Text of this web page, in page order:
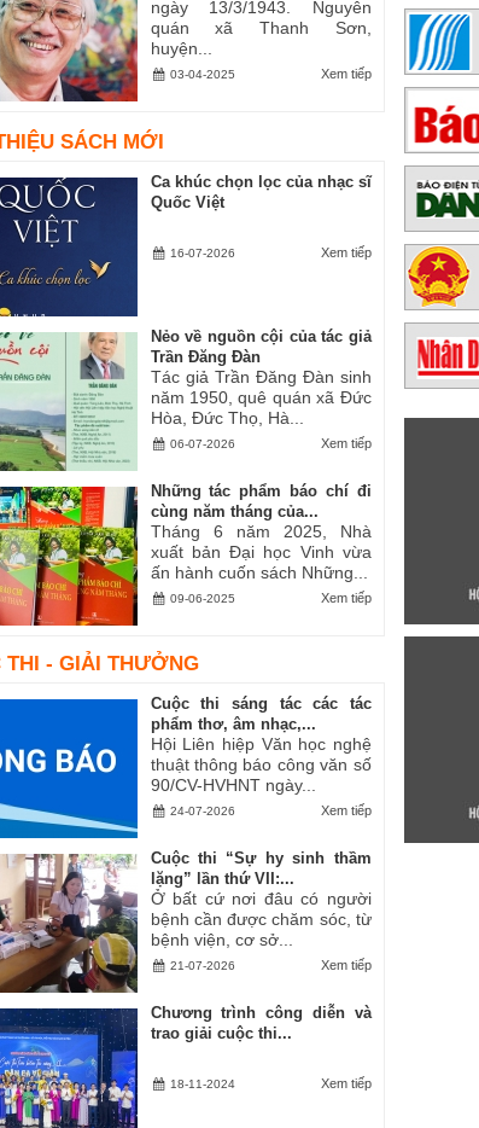
ngày 13/3/1943. Nguyên
quán xã Thanh Sơn,
huyện...
Xem tiếp
03-04-2025
SÁCH MỚI
Ca khúc chọn lọc của nhạc sĩ
Quốc Việt
Xem tiếp
16-07-2026
Nẻo về nguồn cội của tác giả
Trần Đăng Đàn
Tác giả Trần Đăng Đàn sinh
năm 1950, quê quán xã Đức
Hòa, Đức Thọ, Hà...
Xem tiếp
06-07-2026
Những tác phẩm báo chí đi
cùng năm tháng của...
Tháng 6 năm 2025, Nhà
xuất bản Đại học Vinh vừa
ấn hành cuốn sách Những...
Xem tiếp
09-06-2025
THI - GIẢI THƯỞNG
Cuộc thi sáng tác các tác
phẩm thơ, âm nhạc,...
Hội Liên hiệp Văn học nghệ
thuật thông báo công văn số
90/CV-HVHNT ngày...
Xem tiếp
24-07-2026
Cuộc thi “Sự hy sinh thầm
lặng” lần thứ VII:...
Ở bất cứ nơi đâu có người
bệnh cần được chăm sóc, từ
bệnh viện, cơ sở...
Xem tiếp
21-07-2026
Chương trình công diễn và
trao giải cuộc thi...
Xem tiếp
18-11-2024